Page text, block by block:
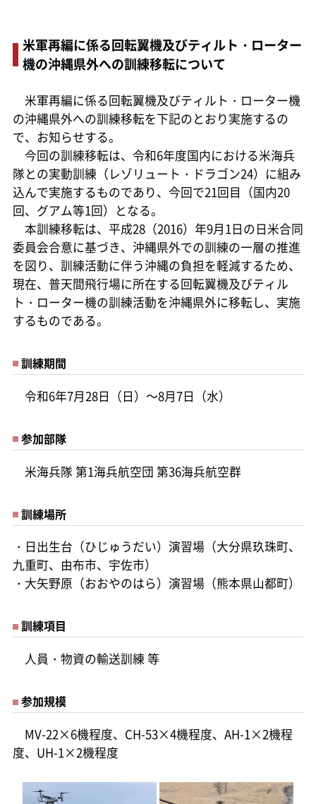
米軍再編に係る回転翼機及びティルト・ローター
機の沖縄県外への訓練移転について
米軍再編に係る回転翼機及びティルト・ローター機
の沖縄県外への訓練移転を下記のとおり実施するの
で、お知らせする。
今回の訓練移転は、令和6年度国内における米海兵
隊との実動訓練（レゾリュート・ドラゴン24）に組み
込んで実施するものであり、今回で21回目（国内20
回、グアム等1回）となる。
本訓練移転は、平成28（2016）年9月1日の日米合同
委員会合意に基づき、沖縄県外での訓練の一層の推進
を図り、訓練活動に伴う沖縄の負担を軽減するため、
現在、普天間飛行場に所在する回転翼機及びティル
ト・ローター機の訓練活動を沖縄県外に移転し、実施
するものである。
訓練期間
令和6年7月28日（日）～8月7日（水）
参加部隊
米海兵隊 第1海兵航空団 第36海兵航空群
訓練場所
・日出生台（ひじゅうだい）演習場（大分県玖珠町、
九重町、由布市、宇佐市）
・大矢野原（おおやのはら）演習場（熊本県山都町）
訓練項目
人員・物資の輸送訓練 等
参加規模
MV-22×6機程度、CH-53×4機程度、AH-1×2機程
度、UH-1×2機程度